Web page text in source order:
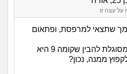
על עצה זו
שתצאי למרפסת, ופתאום
לא, כי יש לך עיניים ואת מסוגלת להבין שקומה 9 היא
ממנה, נכון?